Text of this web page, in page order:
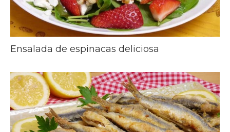
Ensalada de espinacas deliciosa